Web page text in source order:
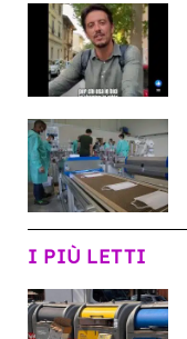
I PIÙ LETTI